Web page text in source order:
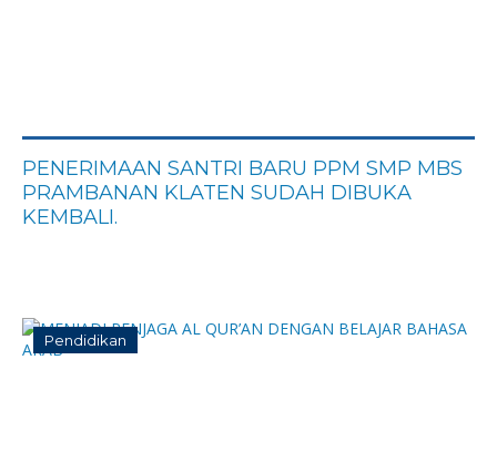
PENERIMAAN SANTRI BARU PPM SMP MBS
PRAMBANAN KLATEN SUDAH DIBUKA
KEMBALI.
Pendidikan